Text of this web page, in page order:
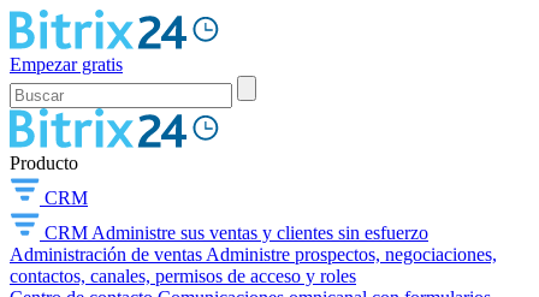
Empezar gratis
Producto
CRM
CRM Administre sus ventas y clientes sin esfuerzo
Administración de ventas Administre prospectos, negociaciones,
contactos, canales, permisos de acceso y roles